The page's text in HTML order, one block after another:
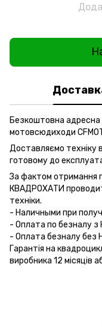
Безкоштовна адресна
мотовсюдиходи
Доставляємо техніку
готовому до
За фактом отримання
КВАДРОХАТИ
техніки.
- Наличными при
- Оплата по безналу з
- Оплата безналу без
Гарантія на
виробника 12 місяців